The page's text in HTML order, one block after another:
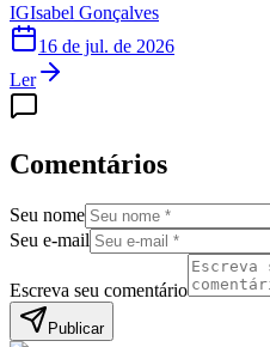
IGIsabel Gonçalves
16 de jul. de 2026
Ler
Comentários
Seu nome
Seu e-mail
Escreva seu comentário
Publicar